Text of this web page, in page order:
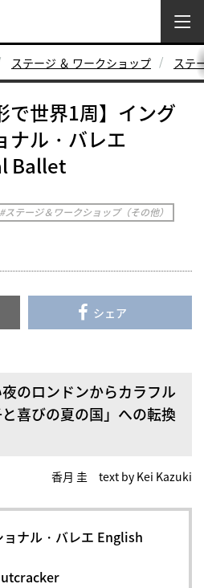
ステージ ＆ ワークショップ ステ
で世界1周】イング
ナル・バレエ
Ballet
ステージ＆ワークショップ（その他）
シェア
のロンドンからカラフル
喜びの夏の国」への転換
香月 圭 text by Kei Kazuki
ナル・バレエ English